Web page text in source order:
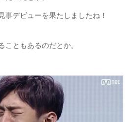
事デビューを果たしましたね！
こともあるのだとか。